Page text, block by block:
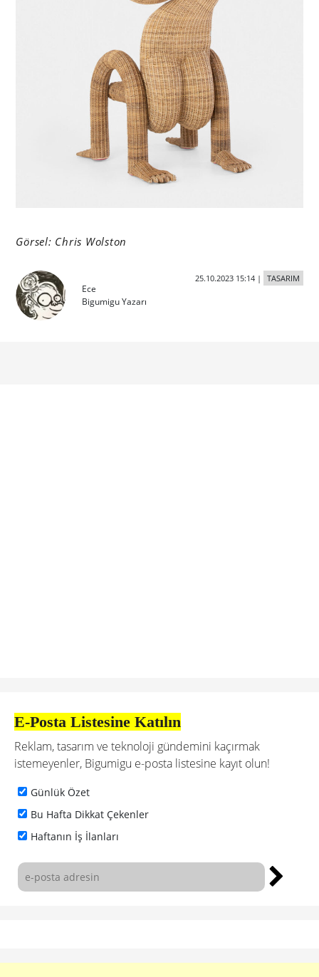
Görsel: Chris Wolston
Ece
Bigumigu Yazarı
25.10.2023 15:14| TASARIM
E-Posta Listesine Katılın
Reklam, tasarım ve teknoloji gündemini kaçırmak
istemeyenler, Bigumigu e-posta listesine kayıt olun!
Günlük Özet
Bu Hafta Dikkat Çekenler
Haftanın İş İlanları